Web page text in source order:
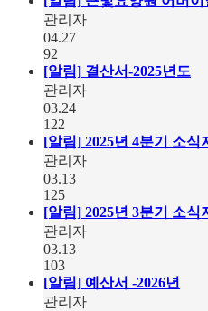
관리자
04.27
92
[알림] 결산서-2025년도
관리자
03.24
122
[알림] 2025년 4분기 소식
관리자
03.13
125
[알림] 2025년 3분기 소식
관리자
03.13
103
[알림] 예산서 -2026년
관리자